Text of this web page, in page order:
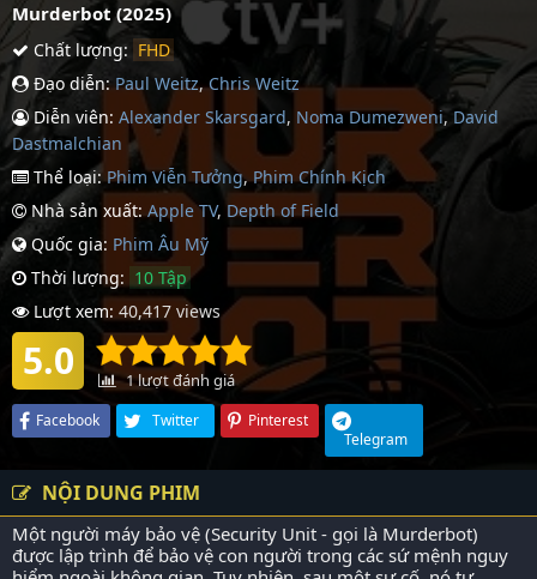
Murderbot (2025)
Chất lượng: FHD
Đạo diễn: Paul Weitz,Chris Weitz
Diễn viên: Alexander Skarsgard, Noma Dumezweni, David
Dastmalchian
Thể loại: Phim Viễn Tưởng,Phim Chính Kịch
Nhà sản xuất: Apple TV, Depth of Field
Quốc gia: Phim Âu Mỹ
Thời lượng: 10 Tập
Lượt xem: 40,417 views
5.0 1lượt đánh giá
Facebook Twitter
Pinterest
Telegram
NỘI DUNG PHIM
Một người máy bảo vệ (Security Unit - gọi là Murderbot)
được lập trình để bảo vệ con người trong các sứ mệnh nguy